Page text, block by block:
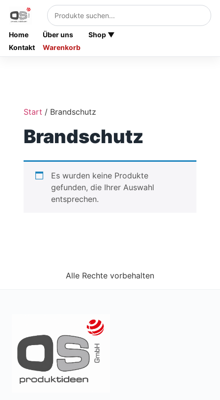
Home Über uns
Shop ▼
Kontakt
Warenkorb
Start / Brandschutz
Brandschutz
Es wurden keine Produkte
gefunden, die Ihrer Auswahl
entsprechen.
Alle Rechte vorbehalten